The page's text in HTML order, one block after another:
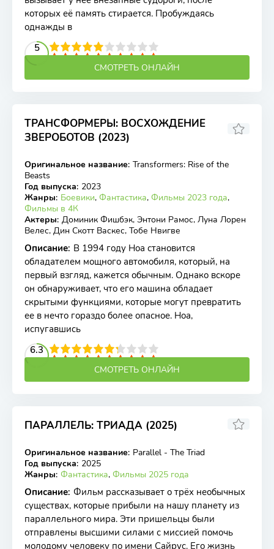
которых её память стирается. Пробуждаясь
однажды в
5
4 5 6 7 8 9 10
СМОТРЕТЬ ОНЛАЙН
ТРАНСФОРМЕРЫ: ВОСХОЖДЕНИЕ
ЗВЕРОБОТОВ (2023)
BDRip, WEB-DL
5.49
Оригинальное название: Transformers: Rise of the
Beasts
Год выпуска: 2023
Жанры: Боевики, Фантастика, Фильмы 2023 года,
Фильмы в 4К
Актеры: Доминик Фишбэк, Энтони Рамос, Луна Лорен
Велес, Дин Скотт Васкес, Тобе Нвигве
Описание: В 1994 году Ноа становится
обладателем мощного автомобиля, который, на
первый взгляд, кажется обычным. Однако вскоре
он обнаруживает, что его машина обладает
скрытыми функциями, которые могут превратить
ее в нечто гораздо более опасное. Ноа,
испугавшись
6.3
4 5 6 7 8 9 10
СМОТРЕТЬ ОНЛАЙН
ПАРАЛЛЕЛЬ: ТРИАДА (2025)
WEB-DL
Оригинальное название: Parallel - The Triad
Год выпуска: 2025
Жанры: Фантастика, Фильмы 2025 года
Описание: Фильм рассказывает о трёх необычных
существах, которые прибыли на нашу планету из
параллельного мира. Эти пришельцы были
отправлены высшими силами с миссией помочь
молодому человеку по имени Сайрус. Его жизнь